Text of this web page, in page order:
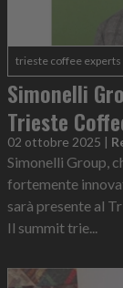
trieste coffee experts
Simonelli
Trieste
02 ottobre 2025 |
Simonelli Group,
fortemente
sarà presente al
Il summit trie...